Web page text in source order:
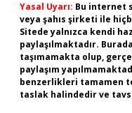
Yasal Uyarı: Bu internet
veya şahıs şirketi ile
Sitede yalnızca kendi
paylaşılmaktadır.
taşımamakta olup,
paylaşım
benzerlikleri tamamen
taslak halindedir ve